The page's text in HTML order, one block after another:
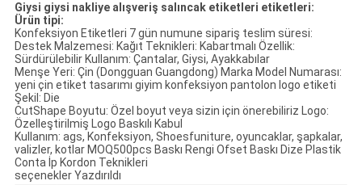
Giysi giysi nakliye alışveriş salıncak etiketleri etiketleri:
Ürün tipi:
Konfeksiyon Etiketleri 7 gün numune sipariş teslim süresi:
Destek Malzemesi: Kağıt Teknikleri: Kabartmalı Özellik:
Sürdürülebilir Kullanım: Çantalar, Giysi, Ayakkabılar
Menşe Yeri: Çin (Dongguan Guangdong) Marka Model Numarası:
yeni çin etiket tasarımı giyim konfeksiyon pantolon logo etiketi
Şekil: Die
CutShape Boyutu: Özel boyut veya sizin için önerebiliriz Logo:
Özelleştirilmiş Logo Baskılı Kabul
Kullanım: ags, Konfeksiyon, Shoesfuniture, oyuncaklar, şapkalar,
valizler, kotlar MOQ500pcs Baskı Rengi Ofset Baskı Dize Plastik
Conta İp Kordon Teknikleri
seçenekler Yazdırıldı